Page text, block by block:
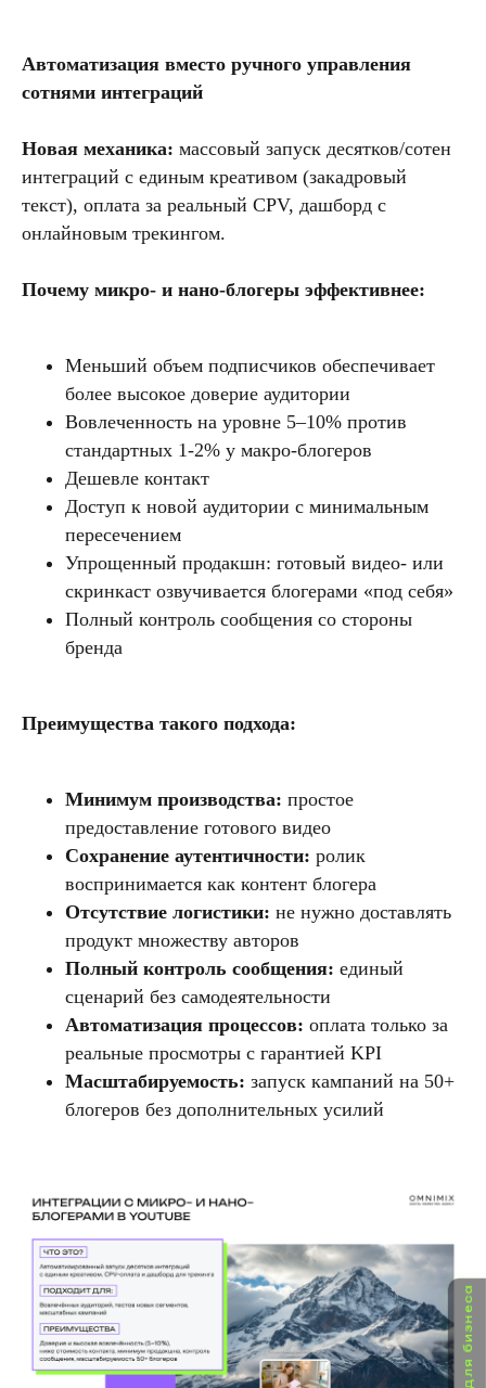
Автоматизация вместо ручного управления
сотнями интеграций
Новая механика: массовый запуск десятков/сотен
интеграций с единым креативом (закадровый
текст), оплата за реальный CPV, дашборд с
онлайновым трекингом.
Почему микро- и нано-блогеры эффективнее:
Меньший объем подписчиков обеспечивает
более высокое доверие аудитории
Вовлеченность на уровне 5–10% против
стандартных 1-2% у макро-блогеров
Дешевле контакт
Доступ к новой аудитории с минимальным
пересечением
Упрощенный продакшн: готовый видео- или
скринкаст озвучивается блогерами «под себя»
Полный контроль сообщения со стороны
бренда
Преимущества такого подхода:
Минимум производства: простое
предоставление готового видео
Сохранение аутентичности: ролик
воспринимается как контент блогера
Отсутствие логистики: не нужно доставлять
продукт множеству авторов
Полный контроль сообщения: единый
сценарий без самодеятельности
Автоматизация процессов: оплата только за
реальные просмотры с гарантией KPI
Масштабируемость: запуск кампаний на 50+
блогеров без дополнительных усилий